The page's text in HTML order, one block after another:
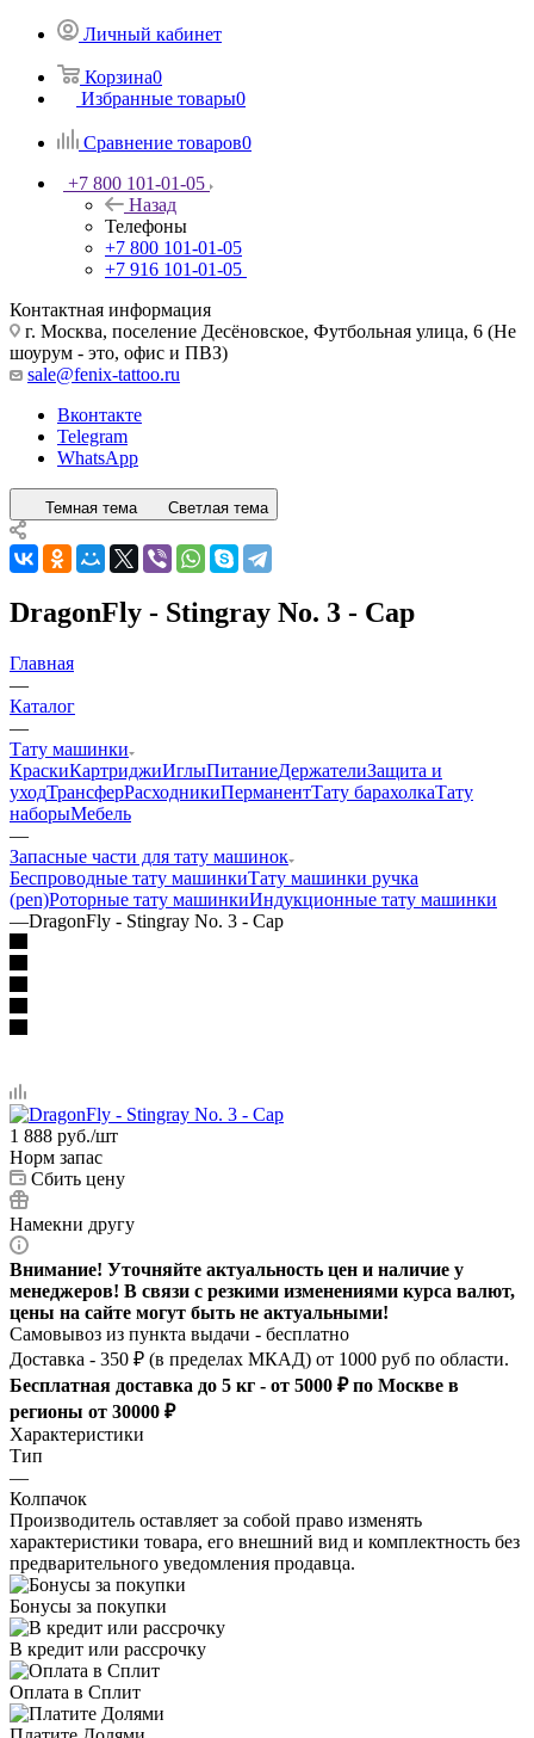
Личный кабинет
Корзина0
Избранные товары0
Сравнение товаров0
+7 800 101-01-05
Назад
Телефоны
+7 800 101-01-05
+7 916 101-01-05
Контактная информация
г. Москва, поселение Десёновское, Футбольная улица, 6 (Не
шоурум - это, офис и ПВЗ)
sale@fenix-tattoo.ru
Вконтакте
Telegram
WhatsApp
Темная тема Светлая тема
DragonFly - Stingray No. 3 - Cap
Главная
—
Каталог
—
Тату машинки
КраскиКартриджиИглыПитаниеДержателиЗащита и
уходТрансферРасходникиПерманентТату барахолкаТату
наборыМебель
—
Запасные части для тату машинок
Беспроводные тату машинкиТату машинки ручка
(pen)Роторные тату машинкиИндукционные тату машинки
—DragonFly - Stingray No. 3 - Cap
1 888 руб./шт
Норм запас
Сбить цену
Намекни другу
Внимание! Уточняйте актуальность цен и наличие у
менеджеров! В связи с резкими изменениями курса валют,
цены на сайте могут быть не актуальными!
Самовывоз из пункта выдачи - бесплатно
Доставка - 350 ₽ (в пределах МКАД) от 1000 руб по области.
Бесплатная доставка до 5 кг - от 5000 ₽ по Москве в
регионы от 30000 ₽
Характеристики
Тип
—
Колпачок
Производитель оставляет за собой право изменять
характеристики товара, его внешний вид и комплектность без
предварительного уведомления продавца.
Бонусы за покупки
В кредит или рассрочку
Оплата в Сплит